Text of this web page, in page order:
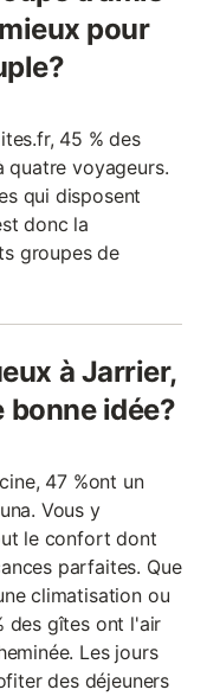
pour
45 % des
quatre voyageurs.
qui disposent
donc la
groupes de
à Jarrier,
idée?
47 %ont un
Vous y
le confort dont
parfaites. Que
climatisation ou
des gîtes ont l'air
Les jours
des déjeuners